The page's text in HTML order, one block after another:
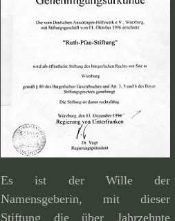
Es ist der Wille der
Namensgeberin, mit dieser
Stiftung die über Jahrzehnte